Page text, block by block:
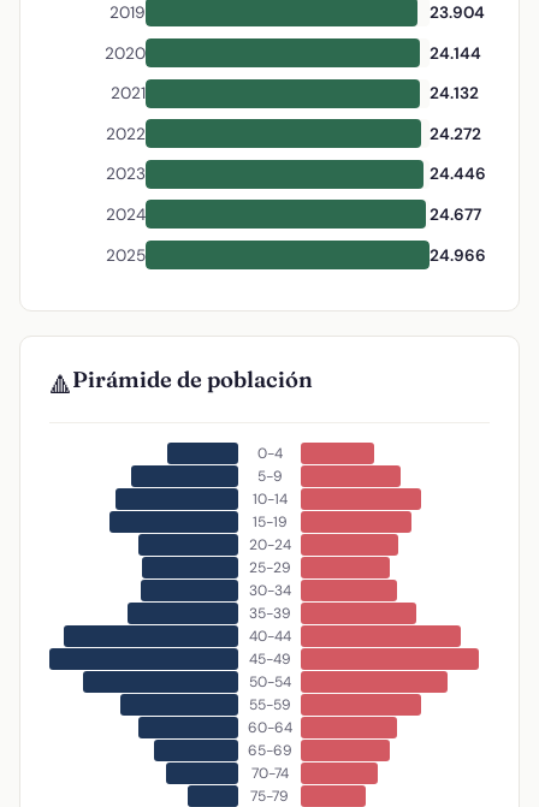
2019
23.904
2020
24.144
2021
24.132
2022
24.272
2023
24.446
2024
24.677
2025
24.966
🔺Pirámide de población
0-4
5-9
10-14
15-19
20-24
25-29
30-34
35-39
40-44
45-49
50-54
55-59
60-64
65-69
70-74
75-79